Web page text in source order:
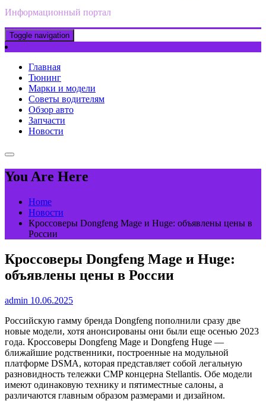
Информационный портал
Toggle navigation
Главная
Тюнинг
Марки и модели
Советы водителям
Обзор авто
Запчасти
Новости
You Are Here
Home
Новости
Кроссоверы Dongfeng Mage и Huge: объявлены цены в
России
Кроссоверы Dongfeng Mage и Huge:
объявлены цены в России
admin 10.06.2025
Российскую гамму бренда Dongfeng пополнили сразу две
новые модели, хотя анонсированы они были еще осенью 2023
года. Кроссоверы Dongfeng Mage и Dongfeng Huge —
ближайшие родственники, построенные на модульной
платформе DSMA, которая представляет собой легальную
разновидность тележки CMP концерна Stellantis. Обе модели
имеют одинаковую технику и пятиместные салоны, а
различаются главным образом размерами и дизайном.